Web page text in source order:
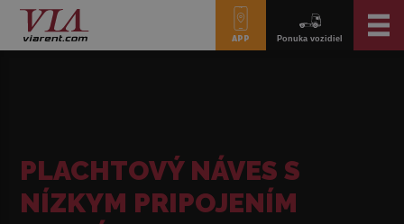
APP Ponuka vozidiel
PLACHTOVÝ NÁVES S
NÍZKYM PRIPOJENÍM